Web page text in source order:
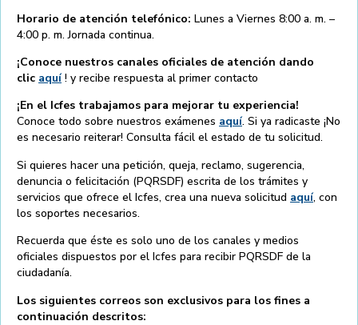
Horario de atención telefónico: Lunes a Viernes 8:00 a. m. –
4:00 p. m. Jornada continua.
¡Conoce nuestros canales oficiales de atención dando
clic aquí! y recibe respuesta al primer contacto
¡En el Icfes trabajamos para mejorar tu experiencia!
Conoce todo sobre nuestros exámenes aquí. Si ya radicaste ¡No
es necesario reiterar! Consulta fácil el estado de tu solicitud.
Si quieres hacer una petición, queja, reclamo, sugerencia,
denuncia o felicitación (PQRSDF) escrita de los trámites y
servicios que ofrece el Icfes, crea una nueva solicitud aquí, con
los soportes necesarios.
Recuerda que éste es solo uno de los canales y medios
oficiales dispuestos por el Icfes para recibir PQRSDF de la
ciudadanía.
Los siguientes correos son exclusivos para los fines a
continuación descritos: